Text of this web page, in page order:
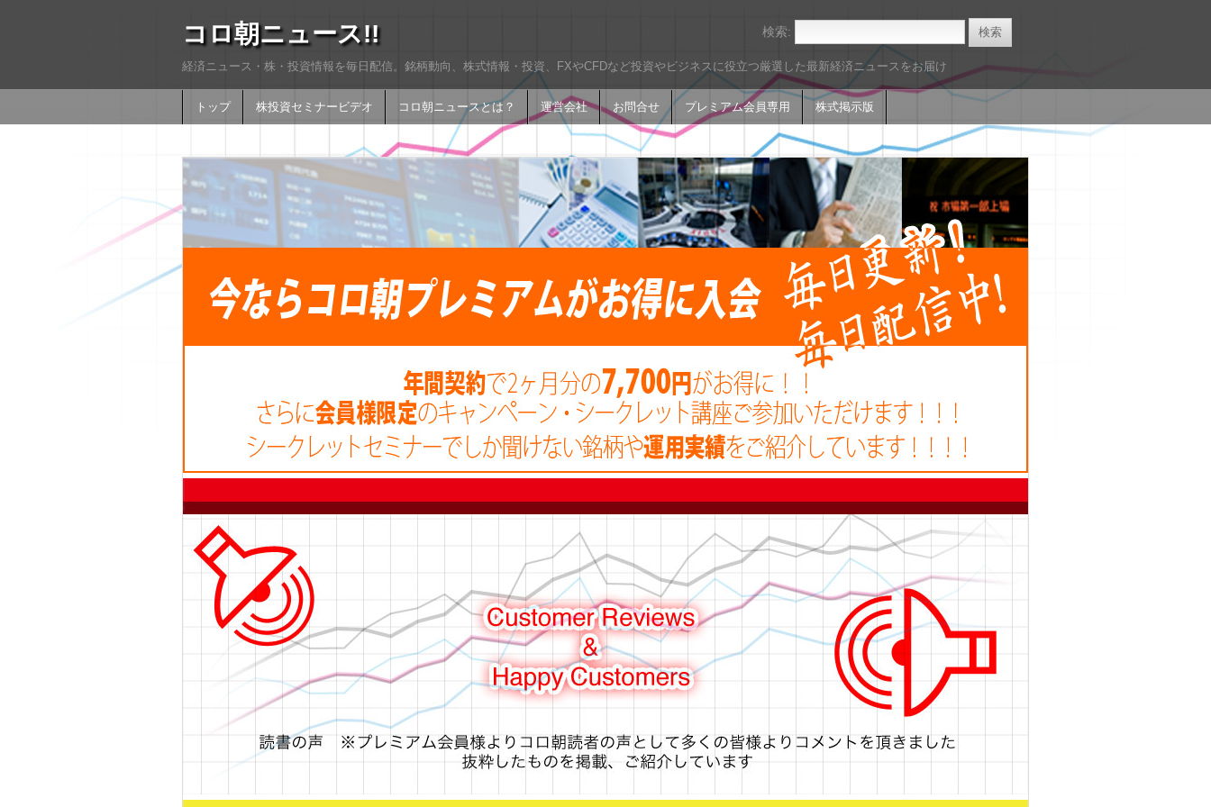
コロ朝ニュース!!
経済ニュース・株・投資情報を毎日配信。銘柄動向、株式情報・投資、FXやCFDなど投資やビジネスに役立つ厳選した最新経済ニュースをお届け
トップ 株投資セミナービデオ コロ朝ニュースとは？ 運営会社 お問合せ プレミアム会員専用 株式掲示版
検索: